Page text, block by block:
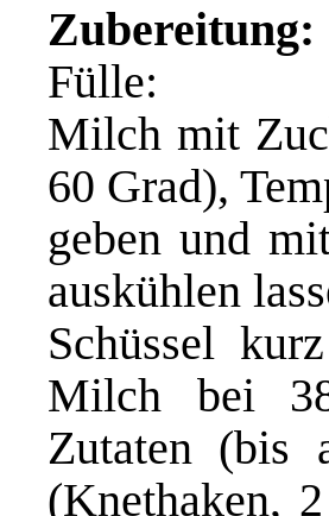
Zubereitung:
Fülle:
Milch mit
60 Grad),
geben und
auskühlen
Schüssel
Milch bei
Zutaten (bis
(Knethaken,